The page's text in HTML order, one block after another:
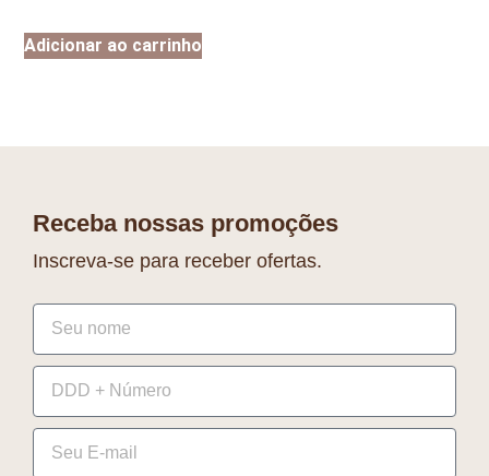
Adicionar ao carrinho
Receba nossas promoções
Inscreva-se para receber ofertas.